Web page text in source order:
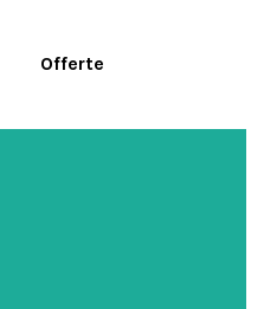
Offerte